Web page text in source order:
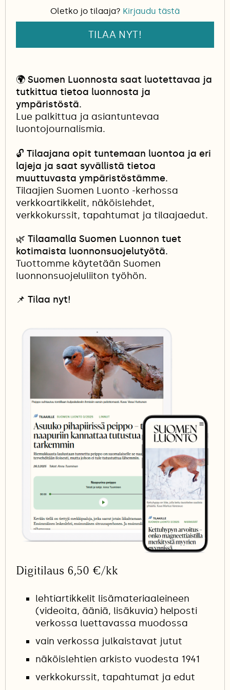
Oletko jo tilaaja? Kirjaudu tästä
TILAA NYT!
🌍 Suomen Luonnosta saat luotettavaa ja
tutkittua tietoa luonnosta ja
ympäristöstä.
Lue palkittua ja asiantuntevaa
luontojournalismia.
🔓 Tilaajana opit tuntemaan luontoa ja eri
lajeja ja saat syvällistä tietoa
muuttuvasta ympäristöstämme.
Tilaajien Suomen Luonto -kerhossa
verkkoartikkelit, näköislehdet,
verkkokurssit, tapahtumat ja tilaajaedut.
🌿 Tilaamalla Suomen Luonnon tuet
kotimaista luonnonsuojelutyötä.
Tuottomme käytetään Suomen
luonnonsuojeluliiton työhön.
📌 Tilaa nyt!
Digitilaus 6,50 €/kk
lehtiartikkelit lisämateriaaleineen
(videoita, ääniä, lisäkuvia) helposti
verkossa luettavassa muodossa
vain verkossa julkaistavat jutut
näköislehtien arkisto vuodesta 1941
verkkokurssit, tapahtumat ja edut